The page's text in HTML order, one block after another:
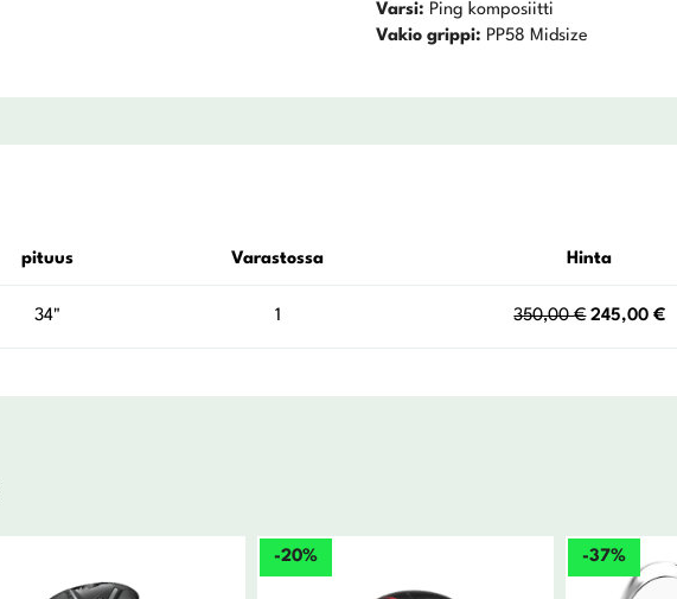
Varsi: Ping komposiitti
Vakio grippi: PP58 Midsize
pituus Varastossa Hinta
34" 1 350,00€ 245,00€
-20% -37%